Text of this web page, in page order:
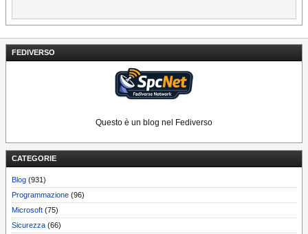
FEDIVERSO
Questo è un blog nel Fediverso
CATEGORIE
Blog (931)
Programmazione (96)
Microsoft (75)
Sicurezza (66)